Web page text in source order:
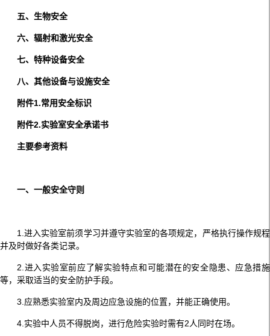
五、生物安全
六、辐射和激光安全
七、特种设备安全
八、其他设备与设施安全
附件1.常用安全标识
附件2.实验室安全承诺书
主要参考资料
一、一般安全守则
1.进入实验室前须学习并遵守实验室的各项规定，严格执行操作规程
并及时做好各类记录。
2.进入实验室前应了解实验特点和可能潜在的安全隐患、应急措施
等，采取适当的安全防护手段。
3.应熟悉实验室内及周边应急设施的位置，并能正确使用。
4.实验中人员不得脱岗，进行危险实验时需有2人同时在场。